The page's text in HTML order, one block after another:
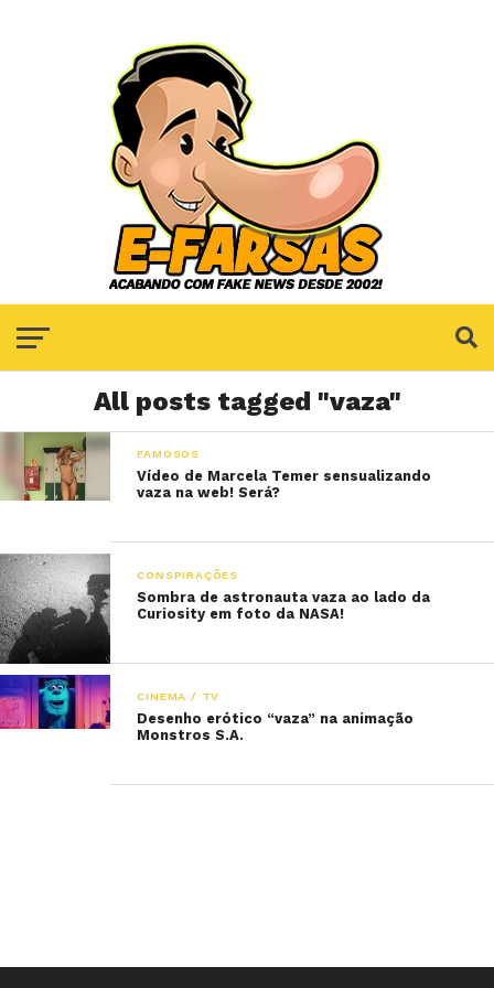
All posts tagged "vaza"
FAMOSOS
Vídeo de Marcela Temer sensualizando
vaza na web! Será?
CONSPIRAÇÕES
Sombra de astronauta vaza ao lado da
Curiosity em foto da NASA!
CINEMA / TV
Desenho erótico “vaza” na animação
Monstros S.A.